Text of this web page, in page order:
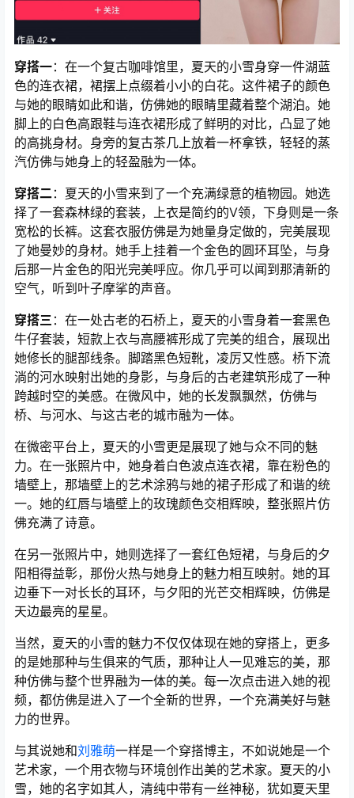
穿搭一：在一个复古咖啡馆里，夏天的小雪身穿一件湖蓝
色的连衣裙，裙摆上点缀着小小的白花。这件裙子的颜色
与她的眼睛如此和谐，仿佛她的眼睛里藏着整个湖泊。她
脚上的白色高跟鞋与连衣裙形成了鲜明的对比，凸显了她
的高挑身材。身旁的复古茶几上放着一杯拿铁，轻轻的蒸
汽仿佛与她身上的轻盈融为一体。
穿搭二：夏天的小雪来到了一个充满绿意的植物园。她选
择了一套森林绿的套装，上衣是简约的V领，下身则是一条
宽松的长裤。这套衣服仿佛是为她量身定做的，完美展现
了她曼妙的身材。她手上挂着一个金色的圆环耳坠，与身
后那一片金色的阳光完美呼应。你几乎可以闻到那清新的
空气，听到叶子摩挲的声音。
穿搭三 ：在一处古老的石桥上，夏天的小雪身着一套黑色
牛仔套装，短款上衣与高腰裤形成了完美的组合，展现出
她修长的腿部线条。脚踏黑色短靴，凌厉又性感。桥下流
淌的河水映射出她的身影，与身后的古老建筑形成了一种
跨越时空的美感。在微风中，她的长发飘飘然，仿佛与
桥、与河水、与这古老的城市融为一体。
在微密平台上，夏天的小雪更是展现了她与众不同的魅
力。在一张照片中，她身着白色波点连衣裙，靠在粉色的
墙壁上，那墙壁上的艺术涂鸦与她的裙子形成了和谐的统
一。她的红唇与墙壁上的玫瑰颜色交相辉映，整张照片仿
佛充满了诗意。
在另一张照片中，她则选择了一套红色短裙，与身后的夕
阳相得益彰，那份火热与她身上的魅力相互映射。她的耳
边垂下一对长长的耳环，与夕阳的光芒交相辉映，仿佛是
天边最亮的星星。
当然，夏天的小雪的魅力不仅仅体现在她的穿搭上，更多
的是她那种与生俱来的气质，那种让人一见难忘的美，那
种仿佛与整个世界融为一体的美。每一次点击进入她的视
频，都仿佛是进入了一个全新的世界，一个充满美好与魅
力的世界。
与其说她和刘雅萌一样是一个穿搭博主，不如说她是一个
艺术家，一个用衣物与环境创作出美的艺术家。夏天的小
雪，她的名字如其人，清纯中带有一丝神秘，犹如夏天里